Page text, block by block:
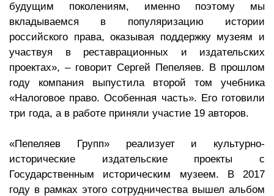
будущим поколениям, именно поэтому мы
вкладываемся в популяризацию истории
российского права, оказывая поддержку музеям и
участвуя в реставрационных и издательских
проектах», – говорит Сергей Пепеляев. В прошлом
году компания выпустила второй том учебника
«Налоговое право. Особенная часть». Его готовили
три года, а в работе приняли участие 19 авторов.
«Пепеляев Групп» реализует и культурно-
исторические издательские проекты с
Государственным историческим музеем. В 2017
году в рамках этого сотрудничества вышел альбом